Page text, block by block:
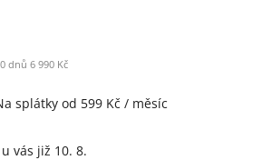
dnů 6 990 Kč
splátky od 599 Kč / měsíc
u vás již 10. 8.